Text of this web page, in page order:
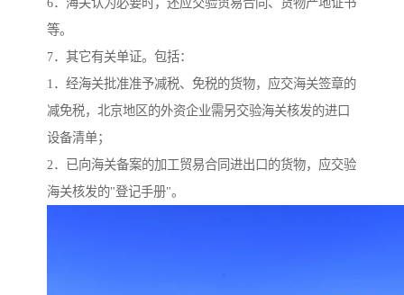
6．海关认为必要时，还应交验贸易合同、货物产地证书
等。
7．其它有关单证。包括：
1．经海关批准准予减税、免税的货物，应交海关签章的
减免税，北京地区的外资企业需另交验海关核发的进口
设备清单；
2．已向海关备案的加工贸易合同进出口的货物，应交验
海关核发的"登记手册"。